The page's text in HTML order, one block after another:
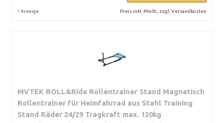
* Anzeige Preis inkl. MwSt., zzgl. Versandkosten
MVTEK ROLL&Ride Rollentrainer Stand Magnetisch
Rollentrainer für Heimfahrrad aus Stahl Training
Stand Räder 24/29 Tragkraft max. 120kg